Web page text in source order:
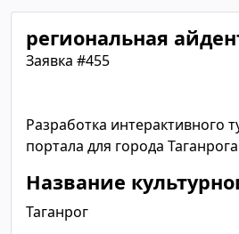
региональная
Заявка #455
Разработка интерактивного
портала для города
Название
Таганрог